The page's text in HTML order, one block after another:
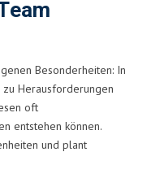
Besonderheiten: In
Herausforderungen
oft
entstehen können.
und plant